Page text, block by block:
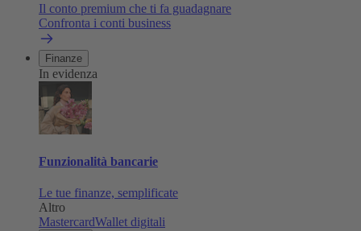
Il conto premium che ti fa guadagnare
Confronta i conti business
Finanze
In evidenza
Funzionalità bancarie
Le tue finanze, semplificate
Altro
MastercardWallet digitali